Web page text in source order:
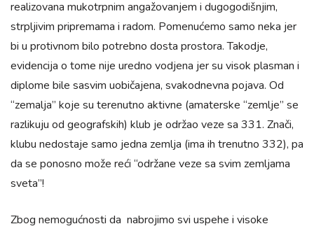
realizovana mukotrpnim angažovanjem i dugogodišnjim,
strpljivim pripremama i radom. Pomenućemo samo neka jer
bi u protivnom bilo potrebno dosta prostora. Takodje,
evidencija o tome nije uredno vodjena jer su visok plasman i
diplome bile sasvim uobičajena, svakodnevna pojava. Od
“zemalja” koje su terenutno aktivne (amaterske “zemlje” se
razlikuju od geografskih) klub je održao veze sa 331. Znači,
klubu nedostaje samo jedna zemlja (ima ih trenutno 332), pa
da se ponosno može reći “održane veze sa svim zemljama
sveta”!
Zbog nemogućnosti da nabrojimo svi uspehe i visoke